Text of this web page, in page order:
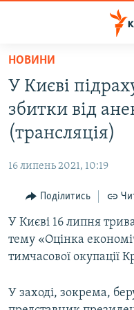
Перейти
основного
матеріалу
Перейти
до
основної
Перейти
пошуку
ВОДА.КРИМ
ВІДЕО ТА ФОТО
БЛОГИ
ПОГЛЯД
ІНТЕРВ'Ю
ВСЕ ЗА ДЕНЬ
ДЕПОРТАЦІЯ
ЯК ОБІЙТИ
НОВИНИ
У Києві
збитки від
(трансляція)
16 липень 2021, 10:19
Поділитись
У Києві 16 липня
тему «Оцінка
тимчасової окупації
У заході, зокрема,